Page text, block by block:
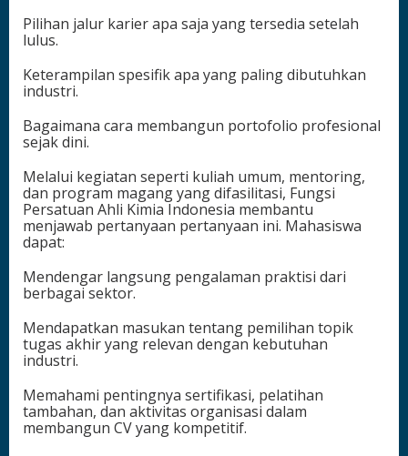
Pilihan jalur karier apa saja yang tersedia setelah
lulus.
Keterampilan spesifik apa yang paling dibutuhkan
industri.
Bagaimana cara membangun portofolio profesional
sejak dini.
Melalui kegiatan seperti kuliah umum, mentoring,
dan program magang yang difasilitasi, Fungsi
Persatuan Ahli Kimia Indonesia membantu
menjawab pertanyaan pertanyaan ini. Mahasiswa
dapat:
Mendengar langsung pengalaman praktisi dari
berbagai sektor.
Mendapatkan masukan tentang pemilihan topik
tugas akhir yang relevan dengan kebutuhan
industri.
Memahami pentingnya sertifikasi, pelatihan
tambahan, dan aktivitas organisasi dalam
membangun CV yang kompetitif.